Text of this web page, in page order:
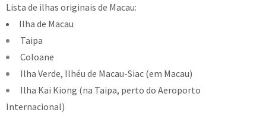
Lista de ilhas originais de Macau:
Ilha de Macau
Taipa
Coloane
Ilha Verde, Ilhéu de Macau-Siac (em Macau)
Ilha Kai Kiong (na Taipa, perto do Aeroporto
Internacional)